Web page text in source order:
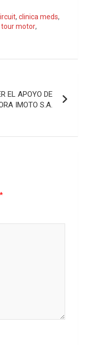
, clinica meds,
motor,
EL APOYO DE
IMOTO S.A.
*